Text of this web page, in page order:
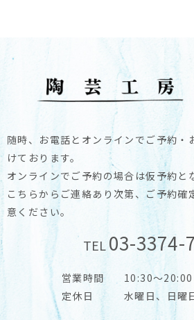
随時、お電話とオンラインでご予約・
けております。
オンラインでご予約の場合は仮予約と
こちらからご連絡あり次第、ご予約確
意ください。
TEL03-3374-
営業時間
10:30～20:00
定休日
水曜日、日曜